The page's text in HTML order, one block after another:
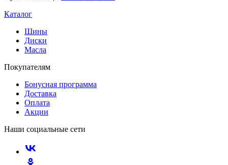
Каталог
Шины
Диски
Масла
Покупателям
Бонусная программа
Доставка
Оплата
Акции
Наши социальные сети